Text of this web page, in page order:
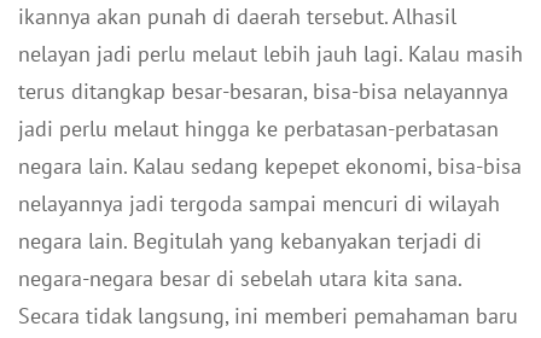
ikannya akan punah di daerah tersebut. Alhasil
nelayan jadi perlu melaut lebih jauh lagi. Kalau masih
terus ditangkap besar-besaran, bisa-bisa nelayannya
jadi perlu melaut hingga ke perbatasan-perbatasan
negara lain. Kalau sedang kepepet ekonomi, bisa-bisa
nelayannya jadi tergoda sampai mencuri di wilayah
negara lain. Begitulah yang kebanyakan terjadi di
negara-negara besar di sebelah utara kita sana.
Secara tidak langsung, ini memberi pemahaman baru